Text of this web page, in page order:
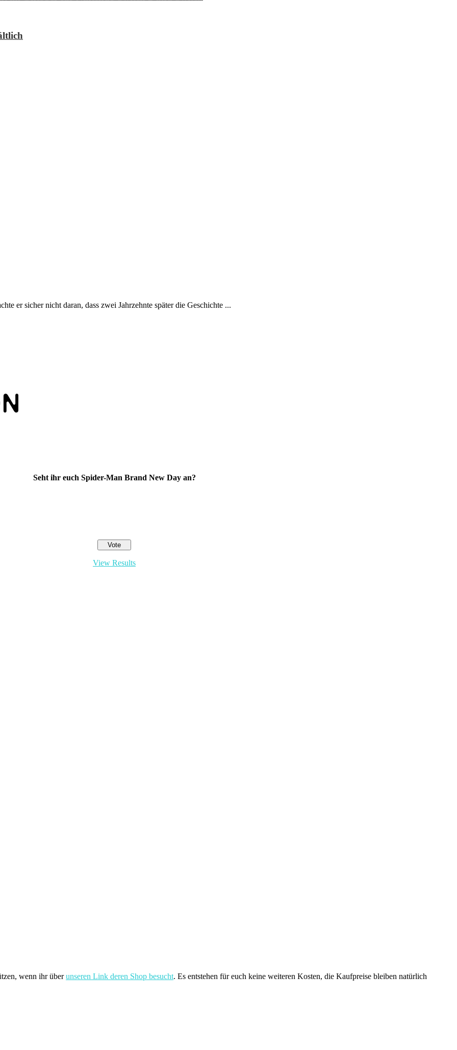
er sicher nicht daran, dass zwei Jahrzehnte später die Geschichte ...
Seht ihr euch Spider-Man Brand New Day an?
View Results
wenn ihr überunseren Link deren Shop besucht. Es entstehen für euch keine weiteren Kosten, die Kaufpreise bleiben natürlich